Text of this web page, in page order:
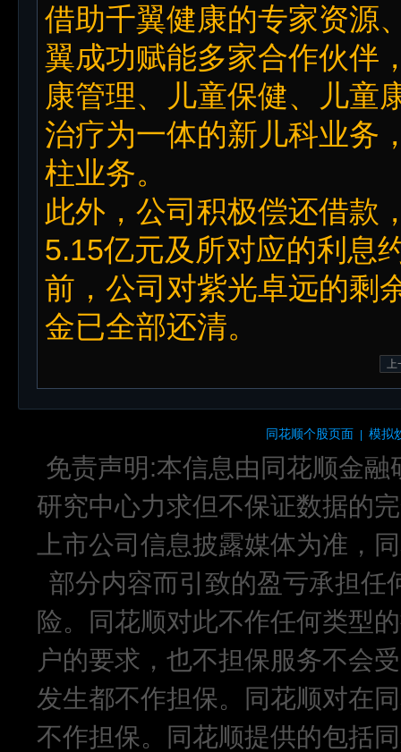
借助千翼健康的专家资源
翼成功赋能多家合作伙伴
康管理、儿童保健、儿童
治疗为一体的新儿科业务
柱业务。
此外，公司积极偿还借款
5.15亿元及所对应的利息
前，公司对紫光卓远的剩
金已全部还清。
同花顺个股页面 | 模拟
免责声明:本信息由同花顺金
研究中心力求但不保证数据的
上市公司信息披露媒体为准，
部分内容而引致的盈亏承担任
险。同花顺对此不作任何类型
户的要求，也不担保服务不会
发生都不作担保。同花顺对在
不作担保。同花顺提供的包括